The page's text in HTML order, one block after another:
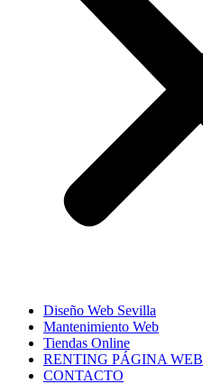
Diseño Web Sevilla
Mantenimiento Web
Tiendas Online
RENTING PÁGINA WEB
CONTACTO